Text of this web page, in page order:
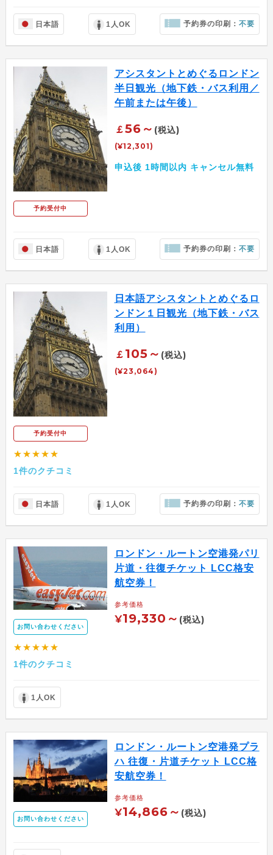
日本語 1人OK 予約券の印刷：不要
予約受付中
アシスタントとめぐるロンドン
半日観光（地下鉄・バス利用／
午前または午後）
￡56～ (税込)
(¥12,301)
申込後 1時間以内 キャンセル無料
日本語 1人OK 予約券の印刷：不要
予約受付中
★★★★★
1件のクチコミ
日本語アシスタントとめぐるロ
ンドン１日観光（地下鉄・バス
利用）
￡ 105～ (税込)
(¥23,064)
日本語 1人OK 予約券の印刷：不要
お問い合わせください
★★★★★
1件のクチコミ
ロンドン・ルートン空港発パリ
片道・往復チケット LCC格安
航空券！
参考価格
¥19,330～ (税込)
1人OK
お問い合わせください
ロンドン・ルートン空港発プラ
ハ 往復・片道チケット LCC格
安航空券！
参考価格
¥14,866～ (税込)